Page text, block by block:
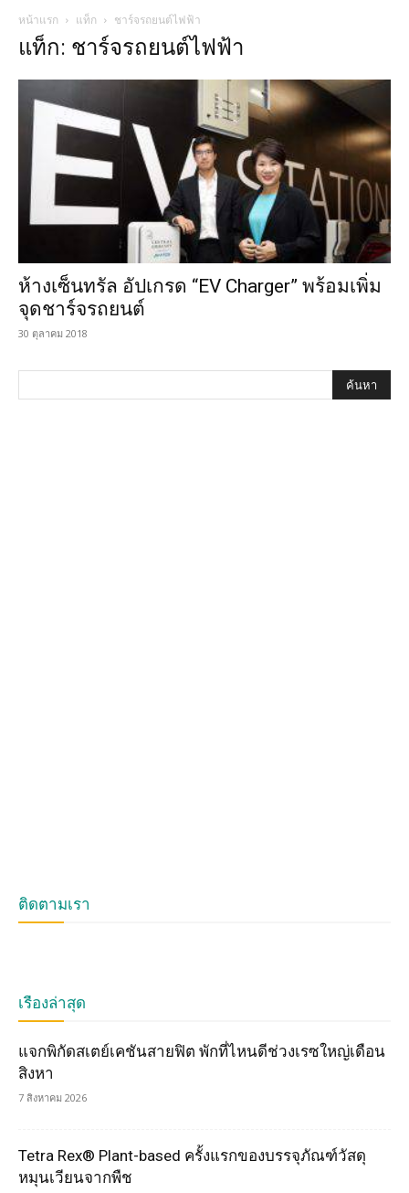
หน้าแรก แท็ก ชาร์จรถยนต์ไฟฟ้า
แท็ก: ชาร์จรถยนต์ไฟฟ้า
ห้างเซ็นทรัล อัปเกรด “EV Charger” พร้อมเพิ่ม
จุดชาร์จรถยนต์
30 ตุลาคม 2018
ติดตามเรา
เรื่องล่าสุด
แจกพิกัดสเตย์เคชันสายฟิต พักที่ไหนดีช่วงเรซใหญ่เดือน
สิงหา
7 สิงหาคม 2026
Tetra Rex® Plant-based ครั้งแรกของบรรจุภัณฑ์วัสดุ
หมุนเวียนจากพืช